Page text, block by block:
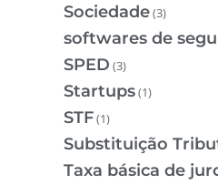
Sociedade(3)
softwares de
SPED (3)
Startups(1)
STF(1)
Substituição
Taxa básica de